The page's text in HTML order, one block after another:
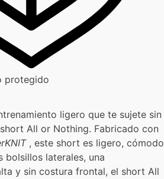
protegido
ligero que te sujete sin
All or Nothing. Fabricado con
, este short es ligero, cómodo
bolsillos laterales, una
y sin costura frontal, el short All